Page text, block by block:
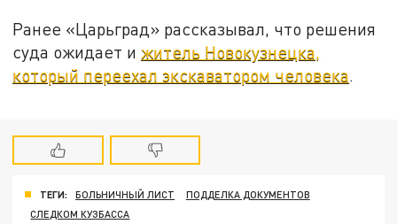
Ранее «Царьград» рассказывал, что решения
суда ожидает и житель Новокузнецка,
который переехал экскаватором человека.
ТЕГИ: БОЛЬНИЧНЫЙ ЛИСТ
ПОДДЕЛКА ДОКУМЕНТОВ
СЛЕДКОМ КУЗБАССА